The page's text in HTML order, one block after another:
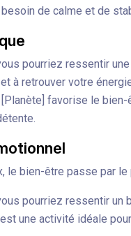
besoin de calme et de
pourriez ressentir
à retrouver votre
[Planète] favorise le
le bien-être passe par
pourriez ressentir un
une activité idéale